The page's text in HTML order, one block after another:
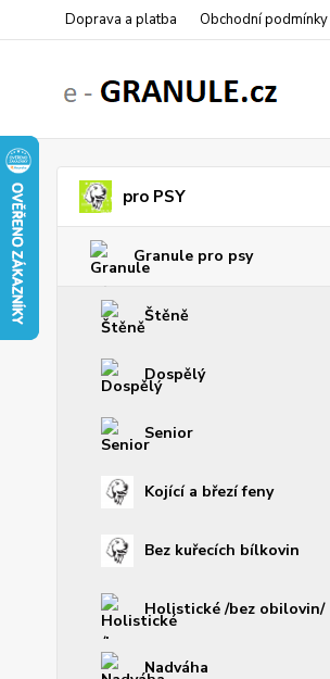
Doprava a platba Obchodní podmínky
pro PSY
Granule pro psy
Štěně
Dospělý
Senior
Kojící a březí feny
Bez kuřecích bílkovin
Holistické /bez obilovin/
Nadváha